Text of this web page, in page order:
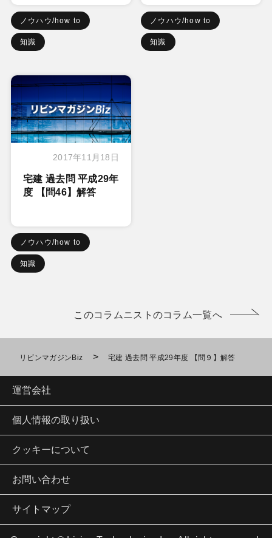
ノウハウ/how to
知識
ノウハウ/how to
知識
2017年11月18日
宅建 過去問 平成29年
度 【問46】解答
ノウハウ/how to
知識
このコラムニストのコラム一覧へ
リビンマガジンBiz > 宅建 過去問 平成29年度 【問９】解答
運営会社
個人情報の取り扱い
クッキーについて
お問い合わせ
サイトマップ